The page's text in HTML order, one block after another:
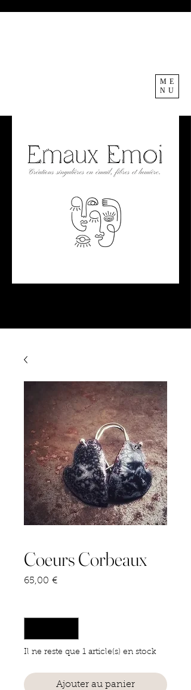
ME
NU
Coeurs Corbeaux
65,00 €Prix
Il ne reste que 1 article(s) en stock
Ajouter au panier